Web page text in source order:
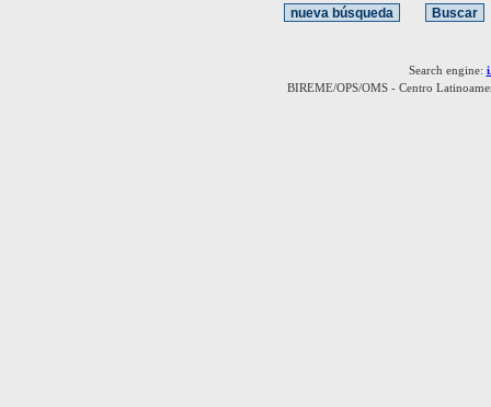
Search engine:
BIREME/OPS/OMS - Centro